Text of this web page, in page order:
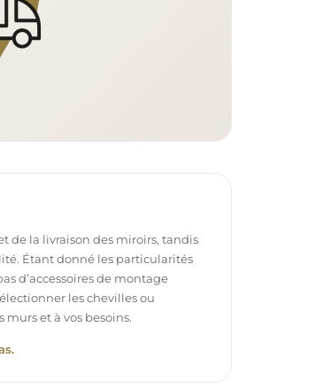
de la livraison des miroirs, tandis
Étant donné les particularités
d’accessoires de montage
les chevilles ou
et à vos besoins.